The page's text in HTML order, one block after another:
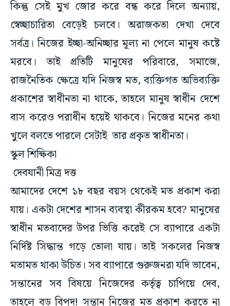
কিন্তু সেই মুখ জোর করে বন্ধ করে দিলে অন্যায়,
স্বেচ্ছাচারিতা বেড়েই চলবে। অরাজকতা দেখা দেবে
সর্বত্র। নিজের ইচ্ছা-অনিচ্ছার মূল্য না পেলে মানুষ কষ্টে
মরবে। তাই প্রতিটি মানুষের পরিবারে, সমাজে,
রাজনৈতিক ক্ষেত্রে যদি নিজস্ব মত, ব্যক্তিগত অভিব্যক্তি
প্রকাশের স্বাধীনতা না থাকে, তাহলে মানুষ স্বাধীন দেশে
বাস করেও পরাধীন হয়েই থাকবে। নিজের মনের কথা
খুলে বলতে পারলে সেটাই তার প্রকৃত স্বাধীনতা।
স্কুল শিক্ষিকা
দেবযানী মিত্র দত্ত
আমাদের দেশে ১৮ বছর বয়স থেকেই মত প্রকাশ করা
যায়। একটা দেশের শাসন ব্যবস্থা কীরকম হবে? মানুষের
স্বাধীন মতবাদের উপর ভিত্তি করেই সে ব্যাপারে একটা
নির্দিষ্ট সিদ্ধান্ত গড়ে তোলা যায়। তাই সকলের নিজস্ব
মতামত থাকা উচিত। সব ব্যাপারে গুরুজনরা যদি ভাবেন,
সন্তানের সব বিষয়ে নিজেদের কর্তৃত্ব চাপিয়ে দেব,
তাহলে বড় বিপদ! সন্তান নিজের মত প্রকাশ করতে না